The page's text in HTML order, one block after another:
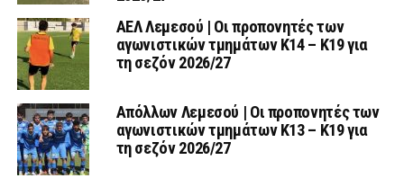
ΑΕΛ Λεμεσού | Οι προπονητές των
αγωνιστικών τμημάτων Κ14 – Κ19 για
τη σεζόν 2026/27
Απόλλων Λεμεσού | Οι προπονητές των
αγωνιστικών τμημάτων Κ13 – Κ19 για
τη σεζόν 2026/27